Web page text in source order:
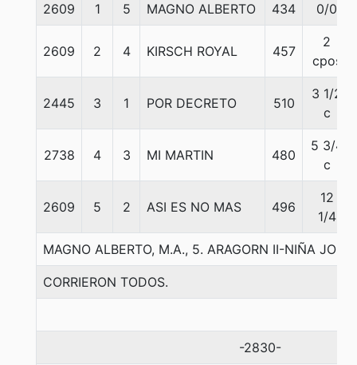
2609 1 5 MAGNO ALBERTO 434 0/0
2609 2 4 KIRSCH ROYAL 457
2
cpos
2445 3 1 POR DECRETO 510
3 1/2
c
2738 4 3 MI MARTIN 480
5 3/4
c
2609 5 2 ASI ES NO MAS 496
12
1/4
MAGNO ALBERTO, M.A., 5. ARAGORN II-NIÑA
CORRIERON TODOS.
-2830-